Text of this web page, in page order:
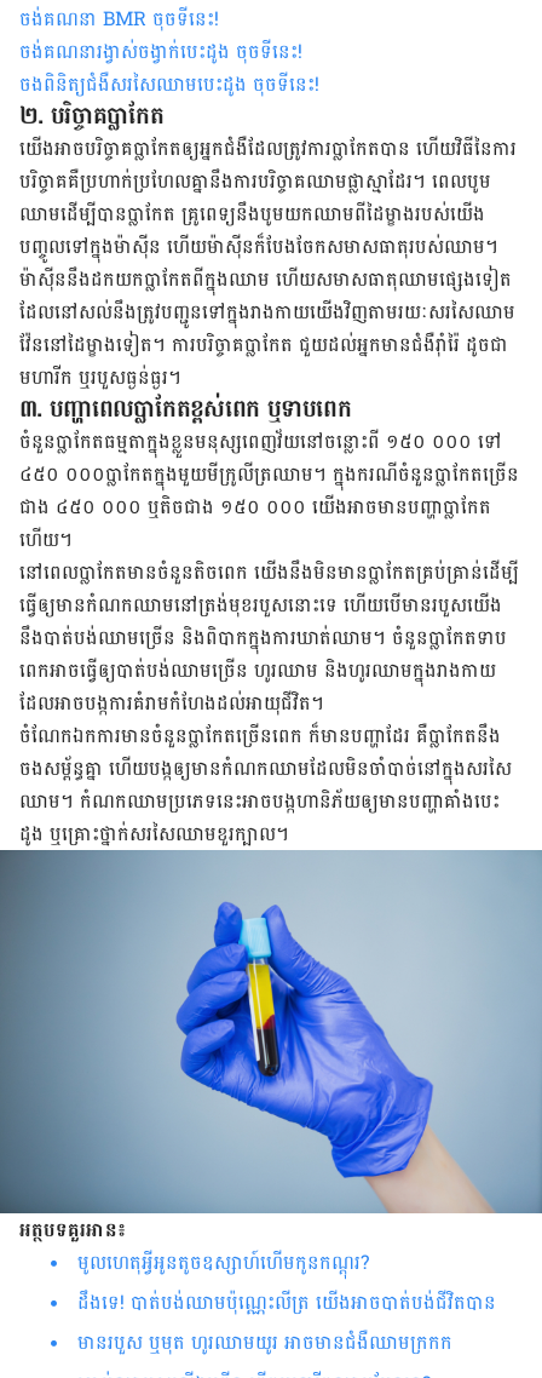
ចង់គណនា BMR ចុចទីនេះ!
ចង់គណនារង្វាស់ចង្វាក់បេះដូង ចុចទីនេះ!
ចងពិនិត្យជំងឺសរសៃឈាមបេះដូង ចុចទីនេះ!
២. បរិច្ចាគ​ប្លាកែត​
យើង​អាច​បរិច្ចាគ​ប្លាកែត​ឲ្យ​អ្នក​ជំងឺ​ដែល​ត្រូវ​ការ​ប្លាកែត​បាន​ ហើយ​វិធី​នៃ​ការ​
បរិច្ចាគ​គឺ​ប្រហាក់​ប្រហែល​គ្នា​នឹង​ការ​បរិច្ចាគ​ឈាម​ផ្លាស្មា​ដែរ​។​ ពេល​បូម​
ឈាម​ដើម្បី​បាន​ប្លាកែត គ្រូពេទ្យ​នឹង​បូម​យក​ឈាម​ពី​ដៃ​ម្ខាង​របស់​យើង​
បញ្ចូល​ទៅ​ក្នុង​ម៉ាស៊ីន ហើយ​ម៉ាស៊ីន​ក៏​បែង​ចែក​សមាស​ធាតុ​របស់​ឈាម​។
ម៉ាស៊ីន​នឹង​ដក​យក​ប្លាកែត​ពី​ក្នុង​ឈាម ហើយ​សមាសធាតុ​ឈាម​ផ្សេង​ទៀត​
ដែល​នៅ​សល់​នឹង​ត្រូវ​បញ្ជូន​ទៅ​ក្នុង​រាង​កាយ​យើង​វិញ​តាម​រយៈ​សរសៃឈាម​
វ៉ែន​នៅ​ដៃ​ម្ខាង​ទៀត​។​ ការ​បរិច្ចាគ​ប្លាកែត ជួយ​ដល់​អ្នក​មាន​ជំងឺ​រ៉ាំ​រ៉ៃ ដូច​ជា​
មហារីក ឬ​របួស​ធ្ងន់ធ្ងរ​។​​​
៣. បញ្ហា​ពេល​ប្លាកែត​ខ្ពស់​ពេក ឬ​ទាប​ពេក
ចំនួន​ប្លាកែត​ធម្មតា​ក្នុង​ខ្លួន​មនុស្ស​ពេញ​វ័យ​នៅ​ចន្លោះ​ពី​ ១៥០ ០០០ ទៅ​
៤៥០ ០០០​ប្លាកែត​ក្នុង​មួយ​មីក្រូលីត្រ​ឈាម​។ ក្នុង​ករណី​ចំនួន​ប្លាកែត​ច្រើន​
ជាង​ ៤៥០ ០០០ ឬ​តិច​ជាង ១៥០ ០០០ យើង​អាច​មាន​បញ្ហា​ប្លាកែត​
ហើយ​។
នៅ​ពេល​ប្លាកែត​មាន​ចំនួន​តិច​ពេក យើង​នឹង​មិន​មាន​ប្លាកែត​គ្រប់​គ្រាន់​ដើម្បី​
ធ្វើ​ឲ្យ​មាន​កំណក​ឈាម​នៅ​ត្រង់​មុខ​របួស​នោះ​ទេ​ ហើយ​បើ​មាន​របួស​យើង​
នឹង​បាត់​បង់​ឈាម​ច្រើន​ និង​ពិបាក​ក្នុង​ការ​ឃាត់​ឈាម​។ ចំនួន​ប្លាកែត​ទាប​
ពេក​អាច​ធ្វើ​ឲ្យ​បាត់​បង់​ឈាម​ច្រើន ហូរ​ឈាម និង​ហូរ​ឈាម​ក្នុង​រាង​កាយ​
ដែល​អាច​បង្ក​ការ​គំរាម​កំហែង​ដល់​អាយុជីវិត​។
ចំណែក​ឯក​ការ​មាន​ចំនួន​ប្លាកែត​ច្រើន​ពេក​ ក៏​មាន​បញ្ហា​ដែរ គឺ​ប្លាកែត​នឹង​
ចង​សម្ព័ន្ធ​គ្នា ហើយ​បង្ក​ឲ្យ​មាន​កំណក​ឈាម​ដែល​មិន​ចាំ​បាច់​នៅ​ក្នុង​សរសៃ​
ឈាម​។​ កំណក​ឈាម​ប្រភេទ​​នេះ​អាច​បង្ក​ហានិភ័យ​ឲ្យ​មាន​បញ្ហា​គាំង​បេះ​
ដូង ឬ​គ្រោះ​ថ្នាក់​សរសៃឈាម​ខួរ​ក្បាល​។
អត្ថបទគួរអាន៖
មូលហេតុអ្វីអូនតូចឧស្សាហ៍ហើមកូនកណ្តុរ?
ដឹងទេ! បាត់បង់ឈាមប៉ុណ្ណេះលីត្រ យើងអាចបាត់បង់ជីវិតបាន
មានរបួស ឬ​មុត ហូរឈាម​យូរ អាចមានជំងឺឈាមក្រកក